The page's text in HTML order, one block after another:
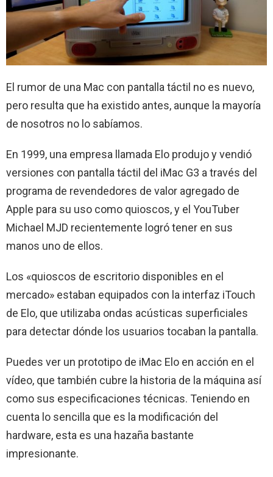
El rumor de una Mac con pantalla táctil no es nuevo,
pero resulta que ha existido antes, aunque la mayoría
de nosotros no lo sabíamos.
En 1999, una empresa llamada Elo produjo y vendió
versiones con pantalla táctil del iMac G3 a través del
programa de revendedores de valor agregado de
Apple para su uso como quioscos, y el YouTuber
Michael MJD recientemente logró tener en sus
manos uno de ellos.
Los «quioscos de escritorio disponibles en el
mercado» estaban equipados con la interfaz iTouch
de Elo, que utilizaba ondas acústicas superficiales
para detectar dónde los usuarios tocaban la pantalla.
Puedes ver un prototipo de iMac Elo en acción en el
vídeo, que también cubre la historia de la máquina así
como sus especificaciones técnicas. Teniendo en
cuenta lo sencilla que es la modificación del
hardware, esta es una hazaña bastante
impresionante.